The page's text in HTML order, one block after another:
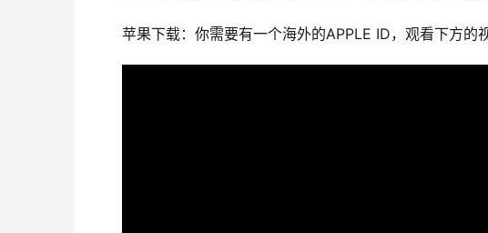
苹果下载：你需要有一个海外的APPLE ID，观看下方的